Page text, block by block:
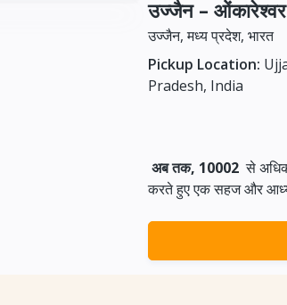
उज्जैन – ओंकारेश्वर
उज्जैन, मध्य प्रदेश, भारत
Pickup Location:
Pradesh, India
अब तक, 10002 से
करते हुए एक सहज और